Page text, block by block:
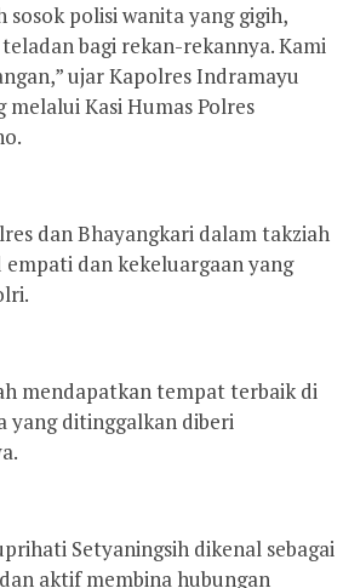
sosok polisi wanita yang gigih,
bagi rekan-rekannya. Kami
ujar Kapolres Indramayu
melalui Kasi Humas Polres
dan Bhayangkari dalam takziah
dan kekeluargaan yang
mendapatkan tempat terbaik di
yang ditinggalkan diberi
Setyaningsih dikenal sebagai
aktif membina hubungan